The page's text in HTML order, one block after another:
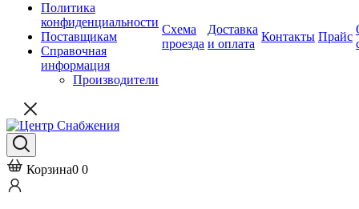
Политика
конфиденциальности
Поставщикам
Справочная
информация
Производители
Схема
проезда
Доставка
и оплата
Контакты Прайс
Корзина0 0